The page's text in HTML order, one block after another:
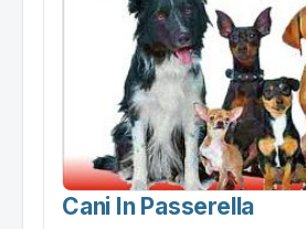
Cani In Passerella